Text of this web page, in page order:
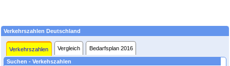
Verkehrszahlen Deutschland
Verkehrszahlen Vergleich Bedarfsplan 2016
Suchen - Verkehszahlen